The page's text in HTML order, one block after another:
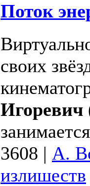
Поток
своих
Игоревич
3608 | А.
излишеств